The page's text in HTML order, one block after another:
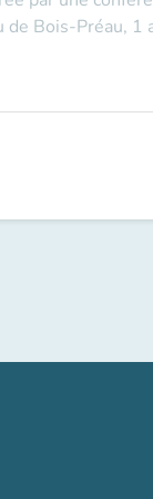
Bois-Préau,